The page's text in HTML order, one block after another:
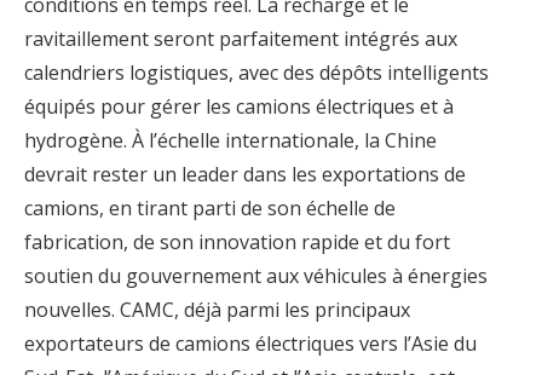
ravitaillement seront parfaitement intégrés aux
calendriers logistiques, avec des dépôts intelligents
équipés pour gérer les camions électriques et à
hydrogène. À l’échelle internationale, la Chine
devrait rester un leader dans les exportations de
camions, en tirant parti de son échelle de
fabrication, de son innovation rapide et du fort
soutien du gouvernement aux véhicules à énergies
nouvelles. CAMC, déjà parmi les principaux
exportateurs de camions électriques vers l’Asie du